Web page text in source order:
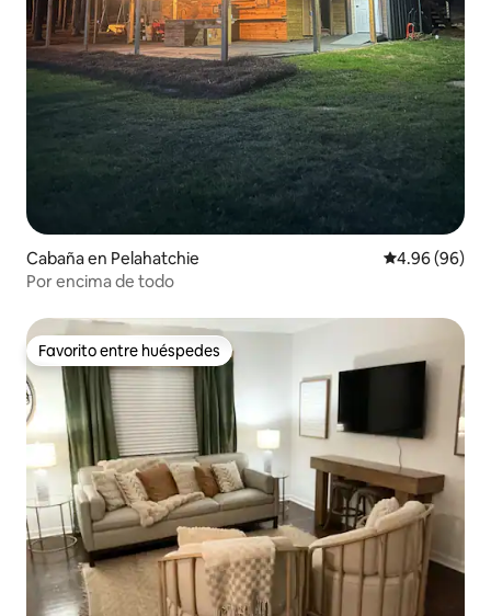
Cabaña en Pelahatchie Calificación
4.96 (96)
Por encima de todo
Favorito entre huéspedes
Favorito entre huéspedes